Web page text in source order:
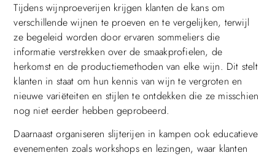
Tijdens wijnproeverijen krijgen klanten de kans om
verschillende wijnen te proeven en te vergelijken, terwijl
ze begeleid worden door ervaren sommeliers die
informatie verstrekken over de smaakprofielen, de
herkomst en de productiemethoden van elke wijn. Dit stelt
klanten in staat om hun kennis van wijn te vergroten en
nieuwe variëteiten en stijlen te ontdekken die ze misschien
nog niet eerder hebben geprobeerd.
Daarnaast organiseren slijterijen in kampen ook educatieve
evenementen zoals workshops en lezingen, waar klanten